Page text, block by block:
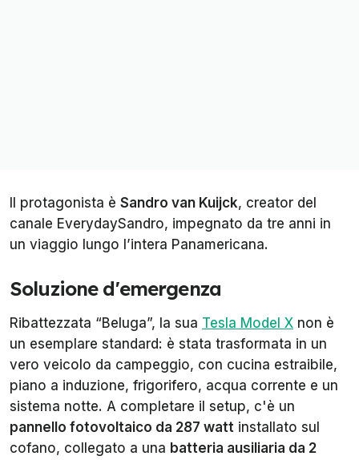
Il protagonista è Sandro van Kuijck, creator del
canale EverydaySandro, impegnato da tre anni in
un viaggio lungo l’intera Panamericana.
Soluzione d'emergenza
Ribattezzata “Beluga”, la sua Tesla Model X non è
un esemplare standard: è stata trasformata in un
vero veicolo da campeggio, con cucina estraibile,
piano a induzione, frigorifero, acqua corrente e un
sistema notte. A completare il setup, c'è un
pannello fotovoltaico da 287 watt installato sul
cofano, collegato a una batteria ausiliaria da 2